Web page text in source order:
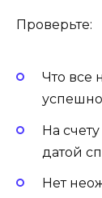
Проверьте:
Что все
успешно
На
датой
Нет